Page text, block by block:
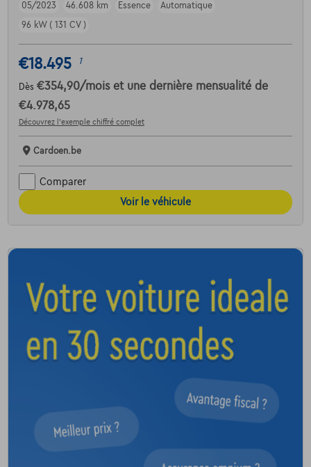
05/2023
46.608 km Essence
Automatique
96 kW ( 131 CV )
€18.495 1
Dès €354,90/mois et une dernière mensualité de
€4.978,65
Découvrez l’exemple chiffré complet
Cardoen.be
Comparer
Voir le véhicule